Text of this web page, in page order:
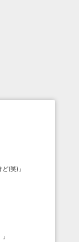
ど(笑) 」
」